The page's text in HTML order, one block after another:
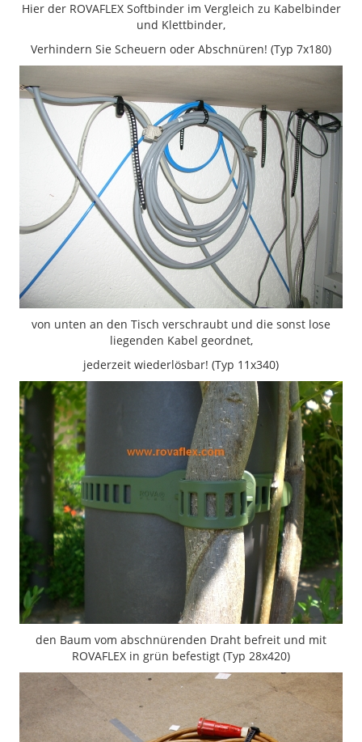
Hier der ROVAFLEX Softbinder im Vergleich zu Kabelbinder
und Klettbinder,
Verhindern Sie Scheuern oder Abschnüren! (Typ 7x180)
von unten an den Tisch verschraubt und die sonst lose
liegenden Kabel geordnet,
jederzeit wiederlösbar! (Typ 11x340)
den Baum vom abschnürenden Draht befreit und mit
ROVAFLEX in grün befestigt (Typ 28x420)